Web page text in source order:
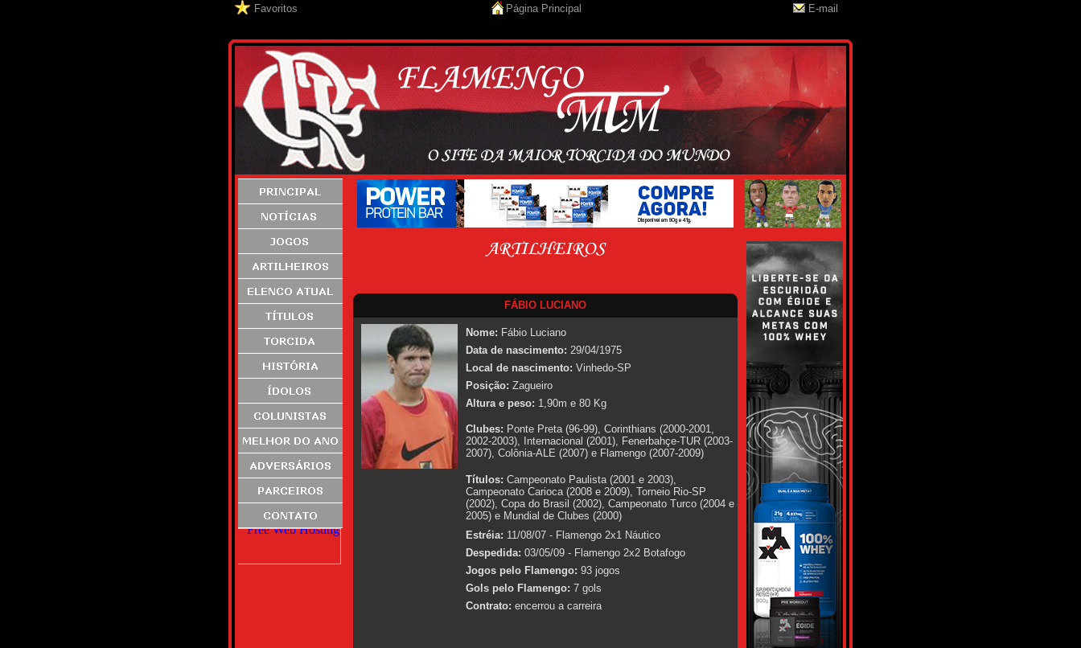
Favoritos Página Principal E-mail
FÁBIO LUCIANO
Nome: Fábio Luciano
Data de nascimento: 29/04/1975
Local de nascimento: Vinhedo-SP
Posição: Zagueiro
Altura e peso: 1,90m e 80 Kg
Clubes: Ponte Preta (96-99), Corinthians (2000-2001,
2002-2003), Internacional (2001), Fenerbahçe-TUR (2003-
2007), Colônia-ALE (2007) e Flamengo (2007-2009)
Títulos: Campeonato Paulista (2001 e 2003),
Campeonato Carioca (2008 e 2009), Torneio Rio-SP
(2002), Copa do Brasil (2002), Campeonato Turco (2004 e
2005) e Mundial de Clubes (2000)
Estréia: 11/08/07 - Flamengo 2x1 Náutico
Despedida: 03/05/09 - Flamengo 2x2 Botafogo
Jogos pelo Flamengo: 93 jogos
Gols pelo Flamengo: 7 gols
Contrato: encerrou a carreira